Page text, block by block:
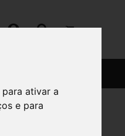
para ativar a
e para